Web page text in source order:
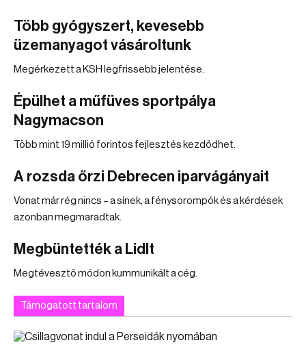
Több gyógyszert, kevesebb
üzemanyagot vásároltunk
Megérkezett a KSH legfrissebb jelentése.
Épülhet a műfüves sportpálya
Nagymacson
Több mint 19 millió forintos fejlesztés kezdődhet.
A rozsda őrzi Debrecen iparvágányait
Vonat már rég nincs – a sínek, a fénysorompók és a kérdések
azonban megmaradtak.
Megbüntették a Lidlt
Megtévesztő módon kummunikált a cég.
Támogatott tartalom